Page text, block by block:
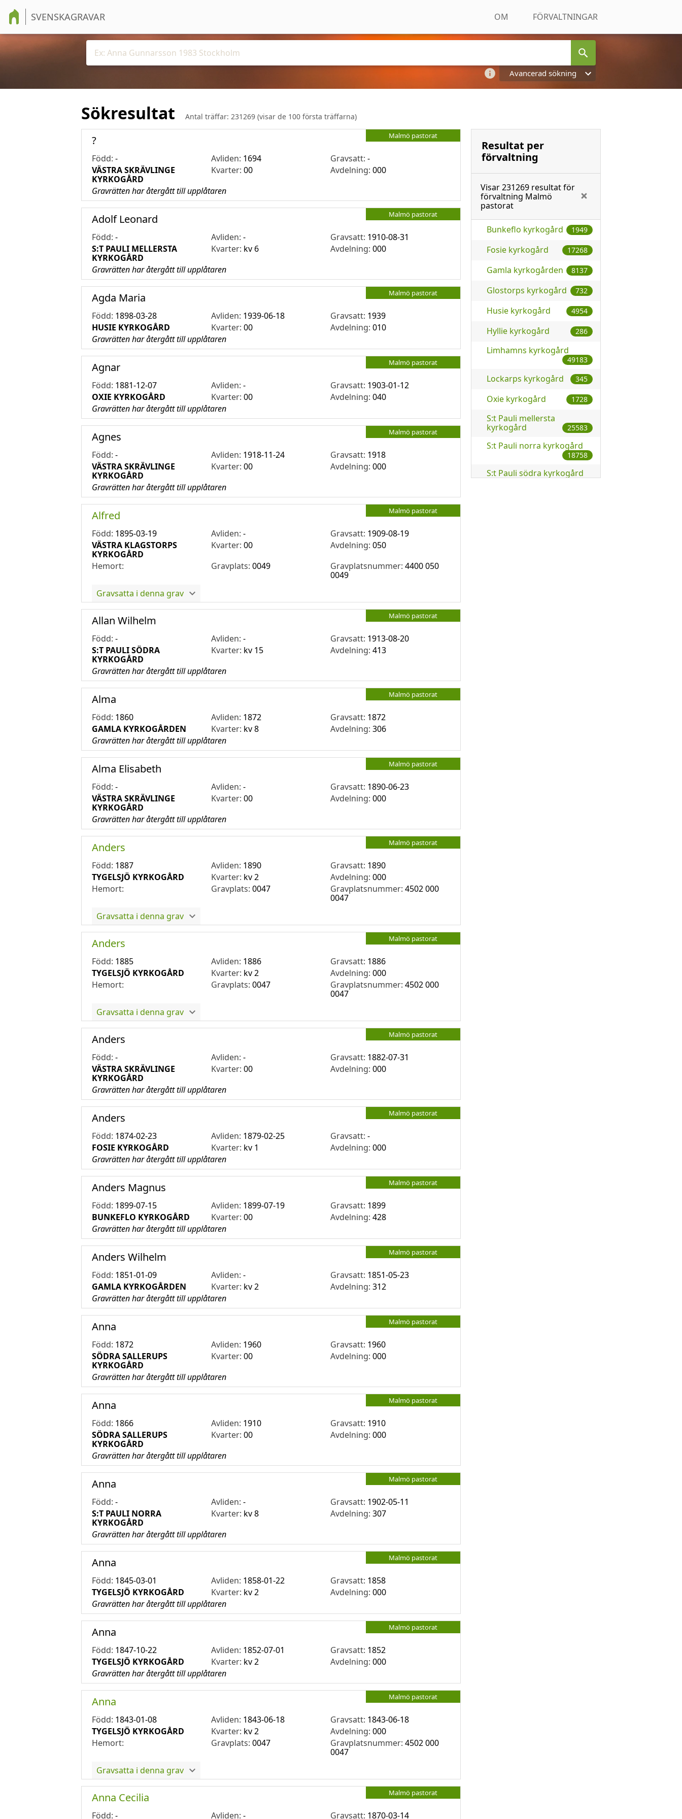
SVENSKAGRAVAR OM FÖRVALTNINGAR
Avancerad sökning
Sökresultat Antal träffar: 231269 (visar de 100 första träffarna)
Resultat per
förvaltning
Visar231269 resultat för
förvaltning Malmö
pastorat
Bunkeflo kyrkogård 1949
Fosie kyrkogård 17268
Gamla kyrkogården 8137
Glostorps kyrkogård 732
Husie kyrkogård 4954
Hyllie kyrkogård 286
Limhamns kyrkogård
49183
Lockarps kyrkogård 345
Oxie kyrkogård 1728
S:t Pauli mellersta
kyrkogård
25583
S:t Pauli norra kyrkogård
18758
S:t Pauli södra kyrkogård
Malmö pastorat
?
Född: - Avliden: 1694 Gravsatt:-
VÄSTRA SKRÄVLINGE
KYRKOGÅRD
Kvarter:00 Avdelning:000
Gravrätten har återgått till upplåtaren
Malmö pastorat
Adolf Leonard
Född: - Avliden:- Gravsatt: 1910-08-31
S:T PAULI MELLERSTA
KYRKOGÅRD
Kvarter: kv 6 Avdelning:000
Gravrätten har återgått till upplåtaren
Malmö pastorat
Agda Maria
Född: 1898-03-28 Avliden: 1939-06-18 Gravsatt: 1939
HUSIE KYRKOGÅRD
Kvarter:00 Avdelning:010
Gravrätten har återgått till upplåtaren
Malmö pastorat
Agnar
Född: 1881-12-07 Avliden:- Gravsatt: 1903-01-12
OXIE KYRKOGÅRD
Kvarter:00 Avdelning:040
Gravrätten har återgått till upplåtaren
Malmö pastorat
Agnes
Född: - Avliden: 1918-11-24 Gravsatt: 1918
VÄSTRA SKRÄVLINGE
KYRKOGÅRD
Kvarter:00 Avdelning:000
Gravrätten har återgått till upplåtaren
Malmö pastorat
Alfred
Född: 1895-03-19 Avliden:- Gravsatt: 1909-08-19
VÄSTRA KLAGSTORPS
KYRKOGÅRD
Kvarter:00 Avdelning:050
Hemort:
Gravplats:0049 Gravplatsnummer: 4400 050
0049
Gravsatta i denna grav
Malmö pastorat
Allan Wilhelm
Född: - Avliden:- Gravsatt: 1913-08-20
S:T PAULI SÖDRA
KYRKOGÅRD
Kvarter: kv 15 Avdelning:413
Gravrätten har återgått till upplåtaren
Malmö pastorat
Alma
Född: 1860 Avliden: 1872 Gravsatt: 1872
GAMLA KYRKOGÅRDEN
Kvarter: kv 8 Avdelning:306
Gravrätten har återgått till upplåtaren
Malmö pastorat
Alma Elisabeth
Född: - Avliden:- Gravsatt: 1890-06-23
VÄSTRA SKRÄVLINGE
KYRKOGÅRD
Kvarter:00 Avdelning:000
Gravrätten har återgått till upplåtaren
Malmö pastorat
Anders
Född: 1887 Avliden: 1890 Gravsatt: 1890
TYGELSJÖ KYRKOGÅRD
Kvarter: kv 2 Avdelning:000
Hemort:
Gravplats:0047 Gravplatsnummer: 4502 000
0047
Gravsatta i denna grav
Malmö pastorat
Anders
Född: 1885 Avliden: 1886 Gravsatt: 1886
TYGELSJÖ KYRKOGÅRD
Kvarter: kv 2 Avdelning:000
Hemort:
Gravplats:0047 Gravplatsnummer: 4502 000
0047
Gravsatta i denna grav
Malmö pastorat
Anders
Född: - Avliden:- Gravsatt: 1882-07-31
VÄSTRA SKRÄVLINGE
KYRKOGÅRD
Kvarter:00 Avdelning:000
Gravrätten har återgått till upplåtaren
Malmö pastorat
Anders
Född: 1874-02-23 Avliden: 1879-02-25 Gravsatt:-
FOSIE KYRKOGÅRD
Kvarter: kv 1 Avdelning:000
Gravrätten har återgått till upplåtaren
Malmö pastorat
Anders Magnus
Född: 1899-07-15 Avliden: 1899-07-19 Gravsatt: 1899
BUNKEFLO KYRKOGÅRD
Kvarter:00 Avdelning:428
Gravrätten har återgått till upplåtaren
Malmö pastorat
Anders Wilhelm
Född: 1851-01-09 Avliden:- Gravsatt: 1851-05-23
GAMLA KYRKOGÅRDEN
Kvarter: kv 2 Avdelning:312
Gravrätten har återgått till upplåtaren
Malmö pastorat
Anna
Född: 1872 Avliden: 1960 Gravsatt: 1960
SÖDRA SALLERUPS
KYRKOGÅRD
Kvarter:00 Avdelning:000
Gravrätten har återgått till upplåtaren
Malmö pastorat
Anna
Född: 1866 Avliden: 1910 Gravsatt: 1910
SÖDRA SALLERUPS
KYRKOGÅRD
Kvarter:00 Avdelning:000
Gravrätten har återgått till upplåtaren
Malmö pastorat
Anna
Född: - Avliden:- Gravsatt: 1902-05-11
S:T PAULI NORRA
KYRKOGÅRD
Kvarter: kv 8 Avdelning:307
Gravrätten har återgått till upplåtaren
Malmö pastorat
Anna
Född: 1845-03-01 Avliden: 1858-01-22 Gravsatt: 1858
TYGELSJÖ KYRKOGÅRD
Kvarter: kv 2 Avdelning:000
Gravrätten har återgått till upplåtaren
Malmö pastorat
Anna
Född: 1847-10-22 Avliden: 1852-07-01 Gravsatt: 1852
TYGELSJÖ KYRKOGÅRD
Kvarter: kv 2 Avdelning:000
Gravrätten har återgått till upplåtaren
Malmö pastorat
Anna
Född: 1843-01-08 Avliden: 1843-06-18 Gravsatt: 1843-06-18
TYGELSJÖ KYRKOGÅRD
Kvarter: kv 2 Avdelning:000
Hemort:
Gravplats:0047 Gravplatsnummer: 4502 000
0047
Gravsatta i denna grav
Malmö pastorat
Anna Cecilia
Född: - Avliden:- Gravsatt: 1870-03-14